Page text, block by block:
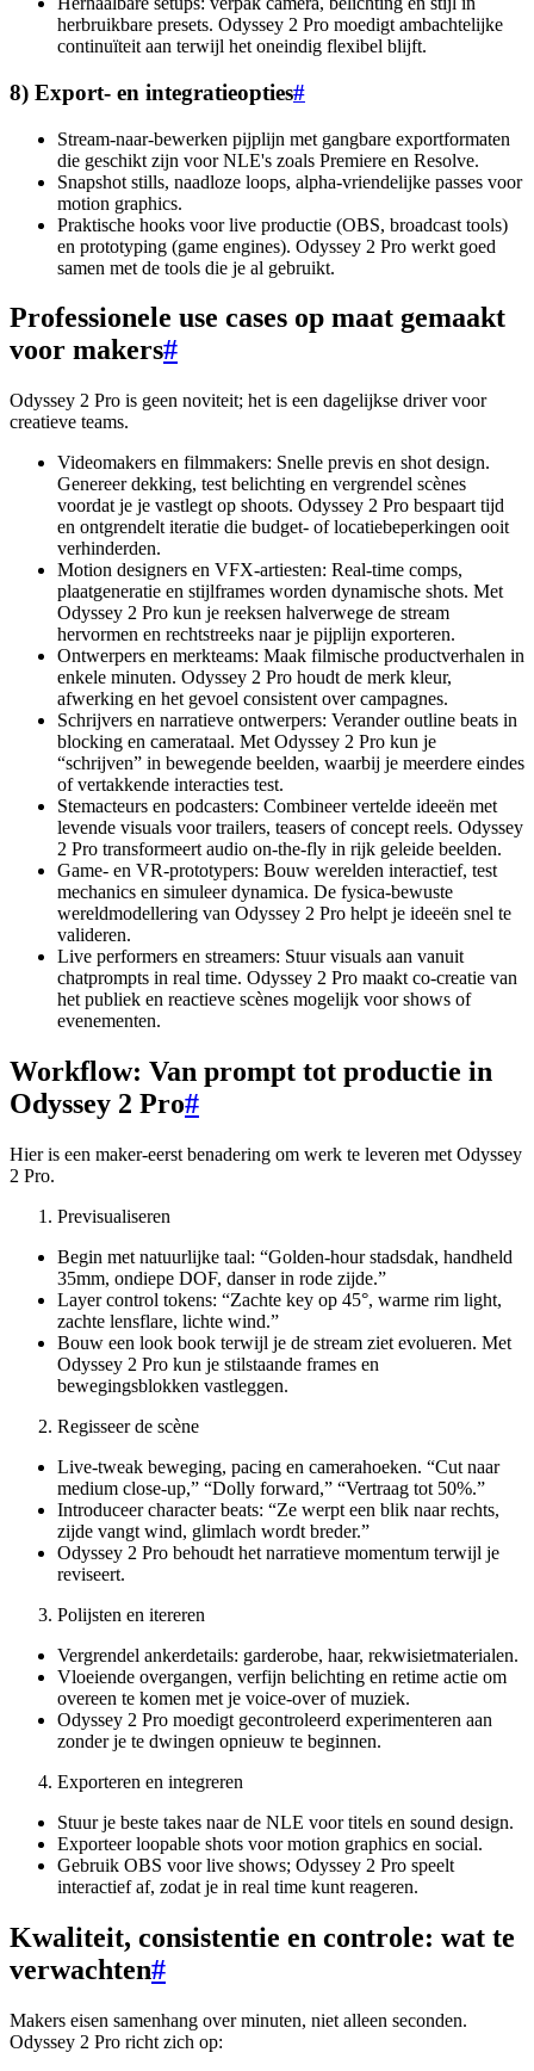
herbruikbare presets. Odyssey 2 Pro moedigt ambachtelijke
continuïteit aan terwijl het oneindig flexibel blijft.
8) Export- en integratieopties#
Stream-naar-bewerken pijplijn met gangbare exportformaten
die geschikt zijn voor NLE's zoals Premiere en Resolve.
Snapshot stills, naadloze loops, alpha-vriendelijke passes voor
motion graphics.
Praktische hooks voor live productie (OBS, broadcast tools)
en prototyping (game engines). Odyssey 2 Pro werkt goed
samen met de tools die je al gebruikt.
Professionele use cases op maat gemaakt
voor makers#
Odyssey 2 Pro is geen noviteit; het is een dagelijkse driver voor
creatieve teams.
Videomakers en filmmakers: Snelle previs en shot design.
Genereer dekking, test belichting en vergrendel scènes
voordat je je vastlegt op shoots. Odyssey 2 Pro bespaart tijd
en ontgrendelt iteratie die budget- of locatiebeperkingen ooit
verhinderden.
Motion designers en VFX-artiesten: Real-time comps,
plaatgeneratie en stijlframes worden dynamische shots. Met
Odyssey 2 Pro kun je reeksen halverwege de stream
hervormen en rechtstreeks naar je pijplijn exporteren.
Ontwerpers en merkteams: Maak filmische productverhalen in
enkele minuten. Odyssey 2 Pro houdt de merk kleur,
afwerking en het gevoel consistent over campagnes.
Schrijvers en narratieve ontwerpers: Verander outline beats in
blocking en camerataal. Met Odyssey 2 Pro kun je
“schrijven” in bewegende beelden, waarbij je meerdere eindes
of vertakkende interacties test.
Stemacteurs en podcasters: Combineer vertelde ideeën met
levende visuals voor trailers, teasers of concept reels. Odyssey
2 Pro transformeert audio on-the-fly in rijk geleide beelden.
Game- en VR-prototypers: Bouw werelden interactief, test
mechanics en simuleer dynamica. De fysica-bewuste
wereldmodellering van Odyssey 2 Pro helpt je ideeën snel te
valideren.
Live performers en streamers: Stuur visuals aan vanuit
chatprompts in real time. Odyssey 2 Pro maakt co-creatie van
het publiek en reactieve scènes mogelijk voor shows of
evenementen.
Workflow: Van prompt tot productie in
Odyssey 2 Pro#
Hier is een maker-eerst benadering om werk te leveren met Odyssey
2 Pro.
Previsualiseren
Begin met natuurlijke taal: “Golden-hour stadsdak, handheld
35mm, ondiepe DOF, danser in rode zijde.”
Layer control tokens: “Zachte key op 45°, warme rim light,
zachte lensflare, lichte wind.”
Bouw een look book terwijl je de stream ziet evolueren. Met
Odyssey 2 Pro kun je stilstaande frames en
bewegingsblokken vastleggen.
Regisseer de scène
Live-tweak beweging, pacing en camerahoeken. “Cut naar
medium close-up,” “Dolly forward,” “Vertraag tot 50%.”
Introduceer character beats: “Ze werpt een blik naar rechts,
zijde vangt wind, glimlach wordt breder.”
Odyssey 2 Pro behoudt het narratieve momentum terwijl je
reviseert.
Polijsten en itereren
Vergrendel ankerdetails: garderobe, haar, rekwisietmaterialen.
Vloeiende overgangen, verfijn belichting en retime actie om
overeen te komen met je voice-over of muziek.
Odyssey 2 Pro moedigt gecontroleerd experimenteren aan
zonder je te dwingen opnieuw te beginnen.
Exporteren en integreren
Stuur je beste takes naar de NLE voor titels en sound design.
Exporteer loopable shots voor motion graphics en social.
Gebruik OBS voor live shows; Odyssey 2 Pro speelt
interactief af, zodat je in real time kunt reageren.
Kwaliteit, consistentie en controle: wat te
verwachten#
Makers eisen samenhang over minuten, niet alleen seconden.
Odyssey 2 Pro richt zich op: